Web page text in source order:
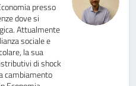
presso
dove si
Attualmente
sociale e
la sua
di shock
cambiamento